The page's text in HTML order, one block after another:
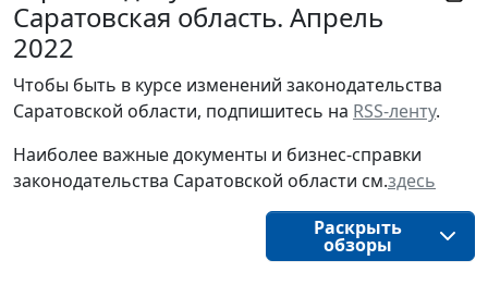
Саратовская область. Апрель
2022
Чтобы быть в курсе изменений законодательства
Саратовской области, подпишитесь на RSS-ленту.
Наиболее важные документы и бизнес-справки
законодательства Саратовской области см.здесь
Раскрыть
обзоры